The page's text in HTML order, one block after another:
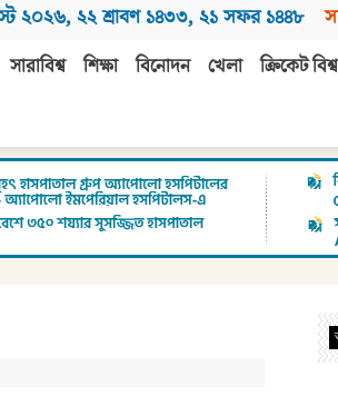
২০২৬, ২২ শ্রাবণ ১৪৩৩, ২১ সফর ১৪৪৮
সারাবিশ্ব শিক্ষা বিনোদন খেলা ক্রিকেট